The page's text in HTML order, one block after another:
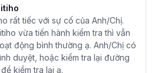
rất tiếc với sự cố của Anh/Chị.
vừa tiến hành kiểm tra thì vẫn
động bình thường ạ. Anh/Chị có
duyệt, hoặc kiểm tra lại đường
kiểm tra lại ạ.